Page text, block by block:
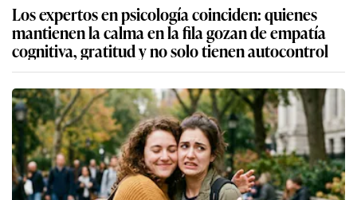
Los expertos en psicología coinciden: quienes
mantienen la calma en la fila gozan de empatía
cognitiva, gratitud y no solo tienen autocontrol